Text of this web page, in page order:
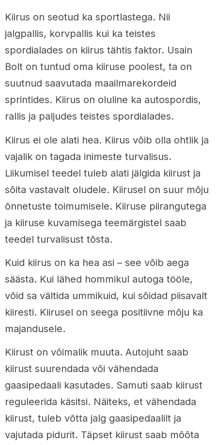
Kiirus on seotud ka sportlastega. Nii
jalgpallis, korvpallis kui ka teistes
spordialades on kiirus tähtis faktor. Usain
Bolt on tuntud oma kiiruse poolest, ta on
suutnud saavutada maailmarekordeid
sprintides. Kiirus on oluline ka autospordis,
rallis ja paljudes teistes spordialades.
Kiirus ei ole alati hea. Kiirus võib olla ohtlik ja
vajalik on tagada inimeste turvalisus.
Liikumisel teedel tuleb alati jälgida kiirust ja
sõita vastavalt oludele. Kiirusel on suur mõju
õnnetuste toimumisele. Kiiruse piirangutega
ja kiiruse kuvamisega teemärgistel saab
teedel turvalisust tõsta.
Kuid kiirus on ka hea asi – see võib aega
säästa. Kui lähed hommikul autoga tööle,
võid sa vältida ummikuid, kui sõidad piisavalt
kiiresti. Kiirusel on seega positiivne mõju ka
majandusele.
Kiirust on võimalik muuta. Autojuht saab
kiirust suurendada või vähendada
gaasipedaali kasutades. Samuti saab kiirust
reguleerida käsitsi. Näiteks, et vähendada
kiirust, tuleb võtta jalg gaasipedaalilt ja
vajutada pidurit. Täpset kiirust saab mõõta